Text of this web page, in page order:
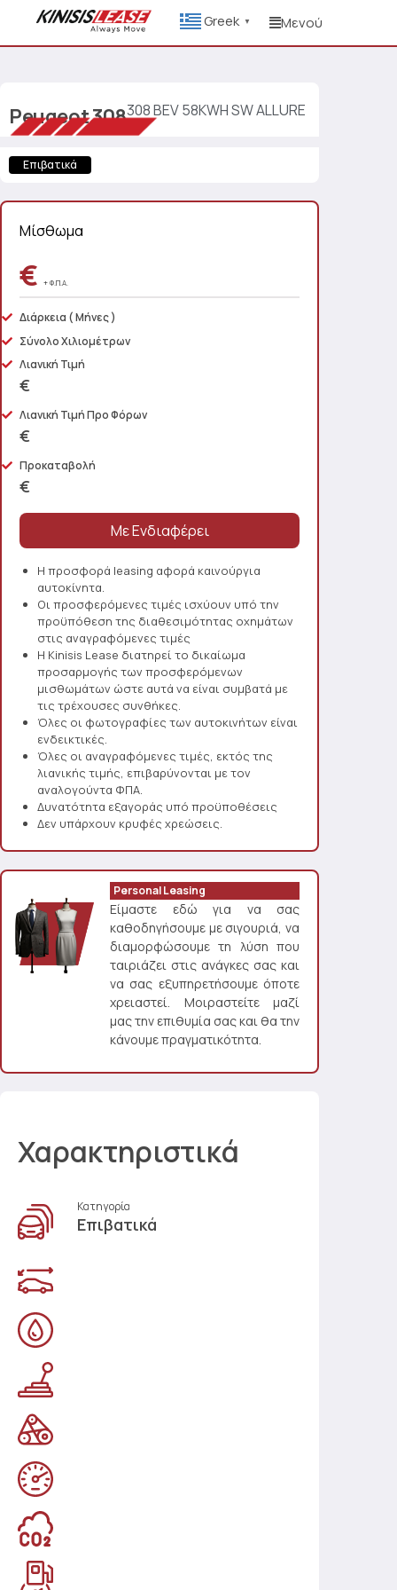
Greek ▼ Μενού
Peugeot308308 BEV 58KWH SW ALLURE
Επιβατικά
Μίσθωμα
€ + Φ.Π.Α.
Διάρκεια ( Μήνες )
Σύνολο Χιλιομέτρων
Λιανική Τιμή
€
Λιανική Τιμή Προ Φόρων
€
Προκαταβολή
€
Η προσφορά leasing αφορά καινούργια
αυτοκίνητα.
Οι προσφερόμενες τιμές ισχύουν υπό την
προϋπόθεση της διαθεσιμότητας οχημάτων
στις αναγραφόμενες τιμές
Η Kinisis Lease διατηρεί το δικαίωμα
προσαρμογής των προσφερόμενων
μισθωμάτων ώστε αυτά να είναι συμβατά με
τις τρέχουσες συνθήκες.
Όλες οι φωτογραφίες των αυτοκινήτων είναι
ενδεικτικές.
Όλες οι αναγραφόμενες τιμές, εκτός της
λιανικής τιμής, επιβαρύνονται με τον
αναλογούντα ΦΠΑ.
Δυνατότητα εξαγοράς υπό προϋποθέσεις
Δεν υπάρχουν κρυφές χρεώσεις.
Personal Leasing
Είμαστε εδώ για να σας
καθοδηγήσουμε με σιγουριά, να
διαμορφώσουμε τη λύση που
ταιριάζει στις ανάγκες σας και
να σας εξυπηρετήσουμε όποτε
χρειαστεί. Μοιραστείτε μαζί
μας την επιθυμία σας και θα την
κάνουμε πραγματικότητα.
Χαρακτηριστικά
Κατηγορία
Επιβατικά